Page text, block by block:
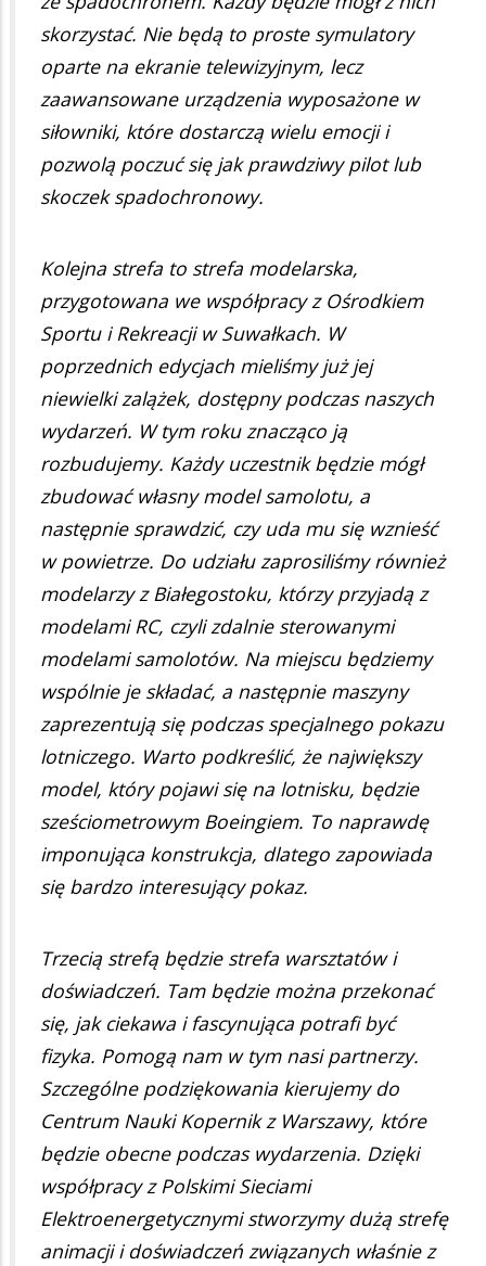
skorzystać. Nie będą to proste symulatory
oparte na ekranie telewizyjnym, lecz
zaawansowane urządzenia wyposażone w
siłowniki, które dostarczą wielu emocji i
pozwolą poczuć się jak prawdziwy pilot lub
skoczek spadochronowy.
Kolejna strefa to strefa modelarska,
przygotowana we współpracy z Ośrodkiem
Sportu i Rekreacji w Suwałkach. W
poprzednich edycjach mieliśmy już jej
niewielki zalążek, dostępny podczas naszych
wydarzeń. W tym roku znacząco ją
rozbudujemy. Każdy uczestnik będzie mógł
zbudować własny model samolotu, a
następnie sprawdzić, czy uda mu się wznieść
w powietrze. Do udziału zaprosiliśmy również
modelarzy z Białegostoku, którzy przyjadą z
modelami RC, czyli zdalnie sterowanymi
modelami samolotów. Na miejscu będziemy
wspólnie je składać, a następnie maszyny
zaprezentują się podczas specjalnego pokazu
lotniczego. Warto podkreślić, że największy
model, który pojawi się na lotnisku, będzie
sześciometrowym Boeingiem. To naprawdę
imponująca konstrukcja, dlatego zapowiada
się bardzo interesujący pokaz.
Trzecią strefą będzie strefa warsztatów i
doświadczeń. Tam będzie można przekonać
się, jak ciekawa i fascynująca potrafi być
fizyka. Pomogą nam w tym nasi partnerzy.
Szczególne podziękowania kierujemy do
Centrum Nauki Kopernik z Warszawy, które
będzie obecne podczas wydarzenia. Dzięki
współpracy z Polskimi Sieciami
Elektroenergetycznymi stworzymy dużą strefę
animacji i doświadczeń związanych właśnie z